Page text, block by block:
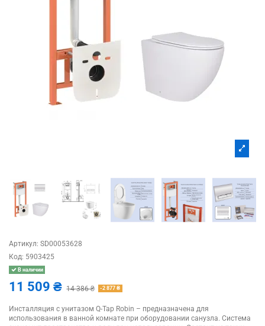
Артикул: SD00053628
Код: 5903425
В наличии
11 509 ₴ 14 386 ₴ -2 877 ₴
Инсталляция с унитазом Q-Tap Robin – предназначена для
использования в ванной комнате при оборудовании санузла. Система